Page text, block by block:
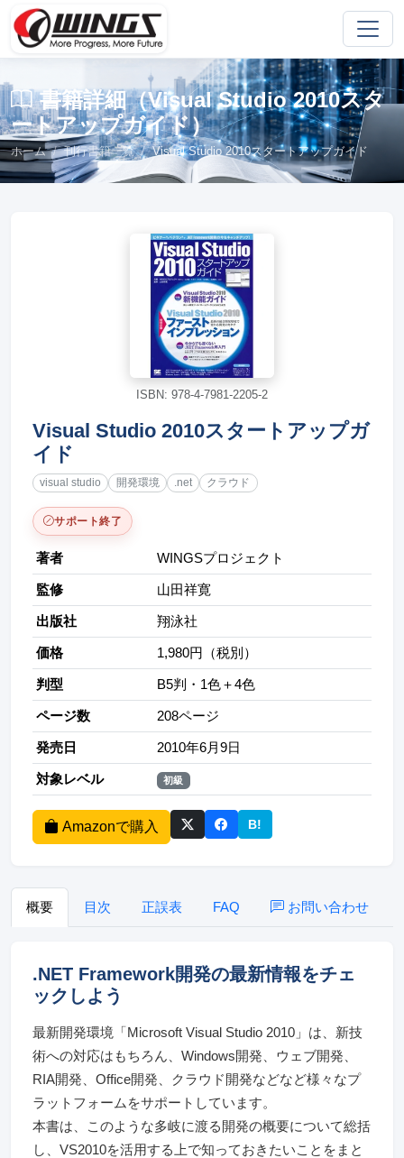
書籍詳細（Visual Studio 2010スタ
ートアップガイド）
ホーム 刊行書籍一覧 Visual Studio 2010スタートアップガイド
ISBN: 978-4-7981-2205-2
Visual Studio 2010スタートアップガ
イド
visual studio 開発環境 .net クラウド
サポート終了
著者 WINGSプロジェクト
監修 山田祥寛
出版社 翔泳社
価格 1,980円（税別）
判型 B5判・1色＋4色
ページ数 208ページ
発売日 2010年6月9日
対象レベル 初級
Amazonで購入 B!このページをはてなブッ
概要 目次 正誤表 FAQ お問い合わせ
.NET Framework開発の最新情報をチェ
ックしよう
最新開発環境「Microsoft Visual Studio 2010」は、新技
術への対応はもちろん、Windows開発、ウェブ開発、
RIA開発、Office開発、クラウド開発などなど様々なプ
ラットフォームをサポートしています。
本書は、このような多岐に渡る開発の概要について総括
し、VS2010を活用する上で知っておきたいことをまと